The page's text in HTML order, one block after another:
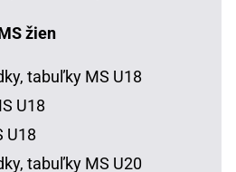
žien
tabuľky MS U18
U18
U18
tabuľky MS U20